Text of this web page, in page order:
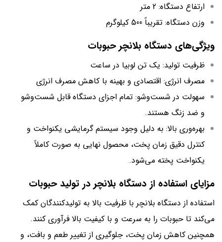
ارتفاع دستگاه: 2 متر
وزن دستگاه: تقریباً 500 کیلوگرم
ویژگی‌های دستگاه بلانچر حبوبات
ظرفیت تولید: یک تن لوبیا در ساعت
مصرف انرژی: اقتصادی و بهینه با کاهش مصرف انرژی
سهولت در شست‌وشو: تمام اجزای دستگاه قابل شست‌وشو
و ضد زنگ هستند.
بهره‌وری بالا: به دلیل وجود سیستم گرمایشی یکنواخت و
کنترل دقیق زمان پخت، محصول نهایی به صورت کاملاً
یکنواخت پخته می‌شود.
مزایای استفاده از دستگاه بلانچر در تولید حبوبات
استفاده از دستگاه بلانچر با ظرفیت بالا به تولیدکنندگان کمک
می‌کند تا حبوبات را به سرعت و با کیفیت بالا فرآوری کنند.
همچنین کاهش زمان پخت، جلوگیری از تغییر طعم و بافت، و